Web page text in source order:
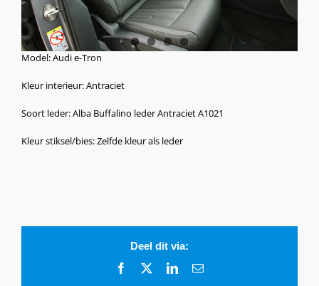
Model: Audi e-Tron
Kleur interieur: Antraciet
Soort leder: Alba Buffalino leder Antraciet A1021
Kleur stiksel/bies: Zelfde kleur als leder
Deel dit via:
Facebook LinkedIn
E-